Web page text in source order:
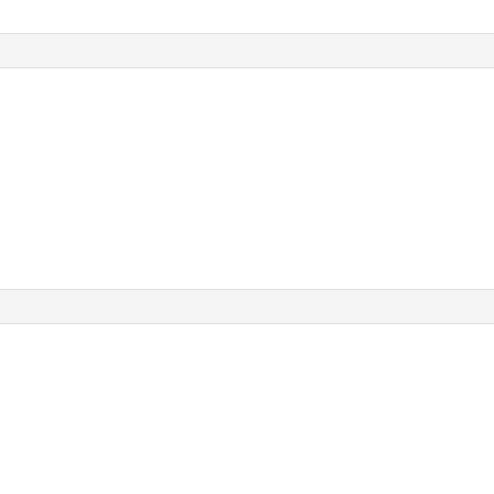
piaszczysta plaża z kąpieliskiem morskim.
Nie muszą się Państwo obawiać o
znajdują się na zamkniętym terenie prywatnym. Do
ognisko, plac zabaw dla dzieci, wspólną stołówkę, a także